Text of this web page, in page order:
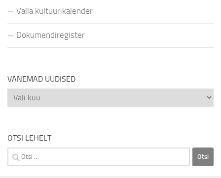
Valla kultuurikalender
Dokumendiregister
VANEMAD UUDISED
Vanemad
uudised
OTSI LEHELT
Otsi: